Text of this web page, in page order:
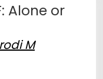
Alone or
M